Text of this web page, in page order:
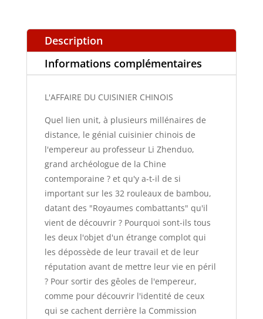
Description
Informations complémentaires
L'AFFAIRE DU CUISINIER CHINOIS
Quel lien unit, à plusieurs millénaires de
distance, le génial cuisinier chinois de
l'empereur au professeur Li Zhenduo,
grand archéologue de la Chine
contemporaine ? et qu'y a-t-il de si
important sur les 32 rouleaux de bambou,
datant des "Royaumes combattants" qu'il
vient de découvrir ? Pourquoi sont-ils tous
les deux l'objet d'un étrange complot qui
les dépossède de leur travail et de leur
réputation avant de mettre leur vie en péril
? Pour sortir des gêoles de l'empereur,
comme pour découvrir l'identité de ceux
qui se cachent derrière la Commission